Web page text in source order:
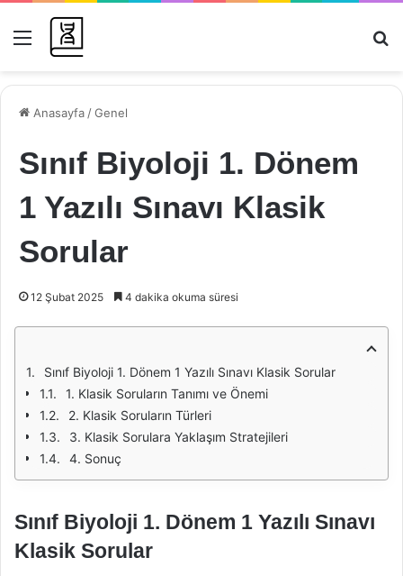
Menü
Anasayfa /Genel
Sınıf Biyoloji 1. Dönem
1 Yazılı Sınavı Klasik
Sorular
12 Şubat 2025 4 dakika okuma süresi
Sınıf Biyoloji 1. Dönem 1 Yazılı Sınavı Klasik Sorular
1. Klasik Soruların Tanımı ve Önemi
2. Klasik Soruların Türleri
3. Klasik Sorulara Yaklaşım Stratejileri
4. Sonuç
Sınıf Biyoloji 1. Dönem 1 Yazılı Sınavı
Klasik Sorular